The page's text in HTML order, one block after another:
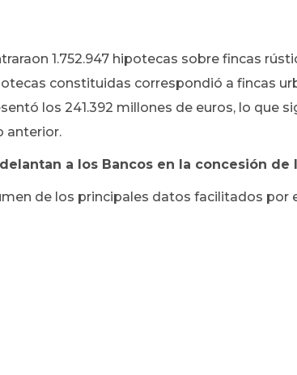
1.752.947 hipotecas sobre fincas
constituidas correspondió a fincas
los 241.392 millones de euros, lo que
anterior.
a los Bancos en la concesión de
de los principales datos facilitados por